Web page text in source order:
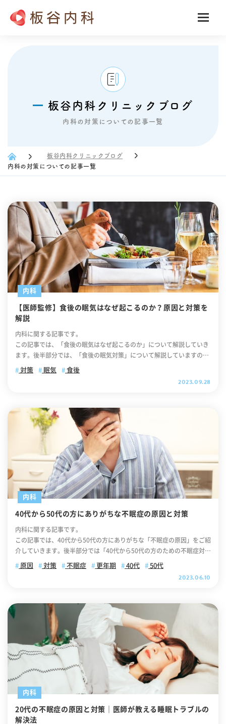
板谷内科クリニックブログ
内科の対策についての記事一覧
板谷内科クリニックブログ
内科の対策についての記事一覧
内科
【医師監修】食後の眠気はなぜ起こるのか？原因と対策を
解説
内科に関する記事です。
この記事では、「食後の眠気はなぜ起こるのか」について解説していき
ます。後半部分では、「食後の眠気対策」について解説していますの
で、ぜひ最後までご覧ください。 .cv_box { text-align: center; } .cv_b
0 0 10pxrgb(0 0 0 / 10%); position: relative; text-align: center; font-
size: 18px; letter-spacing: 0.05em; line-height: 1.3; margin: 0 auto 4
absolute; top: 52%; -webkit-transform: translateY(-50%); transfor
m: translateY(-50%); right: 10px; background-image: url("https://it
aya-naika.co.jp/static/user/images/common/icon_link_w.svg"); wid
th: 15px; height: 15px; background-size: contain; display: inline-blo
ck; } 【目次】 食後に眠くなるのはなぜか 眠気の原因となる血糖値スパ
イクとは 食後の眠気対策について 食後に強い眠気が続く場合、病気の
恐れがあります 不安な方はいつでもご相談ください 食後に眠くなるの
はなぜか 食後に眠気を感じる原因として、主に二つの理由が挙げられま
養素」を吸収するために、多くのエネルギーを必要とします。このた
め、食事後には消化器官に血液が集中します。血液が胃腸に集中する
一因とされています。 【食後の眠気はなぜ起こるのか】血糖値に関する
む食事を摂ると、急激な血糖値の上昇が起こります。この急激な血糖値
の変動は、一時的にエネルギー供給を増加させる反面、その後の急激な
下降につながります。この血糖値の急激な変化が、食後に眠気を感じる
一因となります。 眠気の原因となる血糖値スパイクとは 血糖値スパイ
クとは、普段の血糖値は正常なのにもかかわらず、食後に限って血糖値
が急上昇、急降下する現象のことです。この現象は、血糖値のグラフが
まるで突出した「スパイク」のように上昇することから「血糖値スパイ
ク」と呼ばれています。通常の場合、食後2時間経過時の血糖値は140m
g/dL未満であるべきですが、血糖値スパイクの場合はこの基準値を超え
対策 眠気 食後
2023.09.28
内科
40代から50代の方にありがちな不眠症の原因と対策
内科に関する記事です。
この記事では、40代から50代の方にありがちな「不眠症の原因」をご紹
介していきます。後半部分では「40代から50代の方のための不眠症対
策」をご紹介していますので、ぜひ最後までご覧ください。 .cv_box { t
r: #ffb800; box-shadow: 0 0 10pxrgb(0 0 0 / 10%); position: relative;
text-align: center; font-size: 18px; letter-spacing: 0.05em; line-heig
slateY(-50%); transform: translateY(-50%); right: 10px; background
-image: url("https://itaya-naika.co.jp/static/user/images/common/i
con_link_w.svg"); width: 15px; height: 15px; background-size: cont
ain; display: inline-block; } 【目次】 40代から50代の方にありがちな
不眠症の原因とは 40代から50代の方にありがちな睡眠パターンの変化
と不眠症の関係 40代から50代の方の不眠症と生活習慣の関係 40代、50
代の女性の訴えで多いのは中途覚醒 40代から50代の方に起こりやすい
身体の変化と睡眠障害 40代から50代の方のための不眠症対策 40代から
原因 対策 不眠症 更年期 40代 50代
2023.06.10
内科
20代の不眠症の原因と対策｜医師が教える睡眠トラブルの
解決法